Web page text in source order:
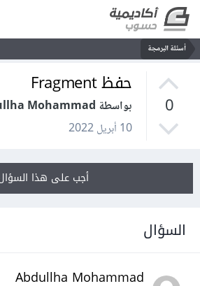
أسئلة البرمجة
0
حفظ Fragment
بواسطة Abdullha Mohammad
10 أبريل 2022
أجب على هذا السؤال
السؤال
Abdullha Mohammad